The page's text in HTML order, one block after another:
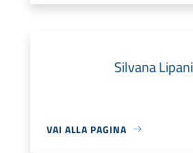
Silvana Lipani
VAI ALLA PAGINA